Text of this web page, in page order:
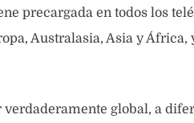
precargada en todos los
Australasia, Asia y
verdaderamente global, a